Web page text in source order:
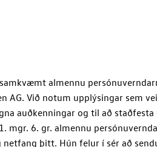
almennu
AG. Við notum upplýsingar sem
auðkenningar og til að
mgr. 6. gr. almennu
þitt. Hún felur í sér að